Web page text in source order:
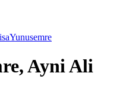
Yunusemre
Ayni Ali